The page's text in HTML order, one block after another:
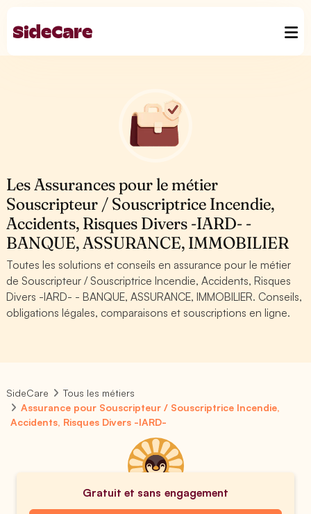
Les Assurances pour le métier
Souscripteur / Souscriptrice Incendie,
Accidents, Risques Divers -IARD- -
BANQUE, ASSURANCE, IMMOBILIER
Toutes les solutions et conseils en assurance pour le métier
de Souscripteur / Souscriptrice Incendie, Accidents, Risques
Divers -IARD- - BANQUE, ASSURANCE, IMMOBILIER. Conseils,
obligations légales, comparaisons et souscriptions en ligne.
SideCare
Tous les métiers
Assurance pour Souscripteur / Souscriptrice Incendie,
Accidents, Risques Divers -IARD-
Gratuit et sans engagement